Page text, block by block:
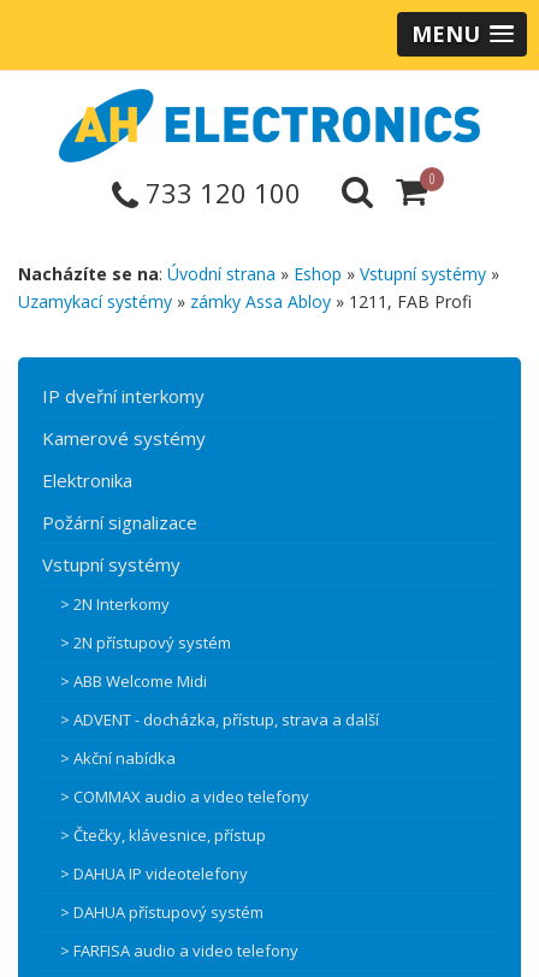
MENU
733 120 100 0
Nacházíte se na: Úvodní strana » Eshop » Vstupní systémy »
Uzamykací systémy » zámky Assa Abloy » 1211, FAB Profi
IP dveřní interkomy
Kamerové systémy
Elektronika
Požární signalizace
Vstupní systémy
> 2N Interkomy
> 2N přístupový systém
> ABB Welcome Midi
> ADVENT - docházka, přístup, strava a další
> Akční nabídka
> COMMAX audio a video telefony
> Čtečky, klávesnice, přístup
> DAHUA IP videotelefony
> DAHUA přístupový systém
> FARFISA audio a video telefony